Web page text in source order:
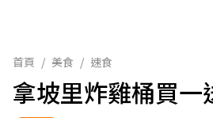
首頁 / 美食 / 速食
拿坡里炸雞桶買